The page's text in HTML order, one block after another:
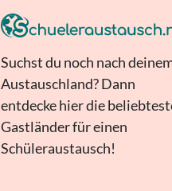
Suchst du noch nach
Austauschland? Dann
entdecke hier die
Gastländer für einen
Schüleraustausch!